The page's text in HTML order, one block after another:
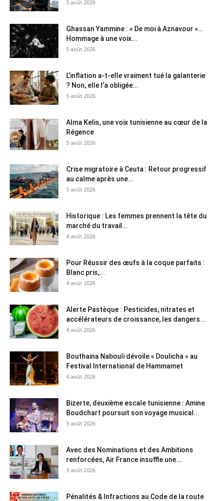
5 août 2026
Ghassan Yammine : « De moi à Aznavour »…
Hommage à une voix...
5 août 2026
L’inflation a-t-elle vraiment tué la galanterie
? Non, elle l’a obligée...
5 août 2026
Alma Kelis, une voix tunisienne au cœur de la
Régence
5 août 2026
Crise migratoire à Ceuta : Retour progressif
au calme après une...
5 août 2026
Historique : Les femmes prennent la tête du
marché du travail...
4 août 2026
Pour Réussir des œufs à la coque parfaits :
Blanc pris,...
4 août 2026
Alerte Pastèque : Pesticides, nitrates et
accélérateurs de croissance, les dangers...
4 août 2026
Bouthaina Nabouli dévoile « Doulicha » au
Festival International de Hammamet
4 août 2026
Bizerte, deuxième escale tunisienne : Amine
Boudchart poursuit son voyage musical...
3 août 2026
Avec des Nominations et des Ambitions
renforcées, Air France insuffle une...
3 août 2026
Pénalités & Infractions au Code de la route